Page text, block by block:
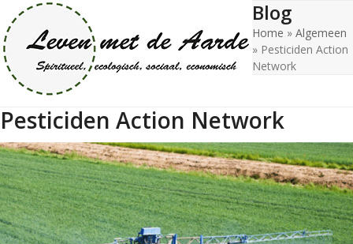
Skip
to
content
Open
mobile
menu
Close
mobile
menu
Blog
Home » Algemeen
» Pesticiden Action
Network
Pesticiden Action Network